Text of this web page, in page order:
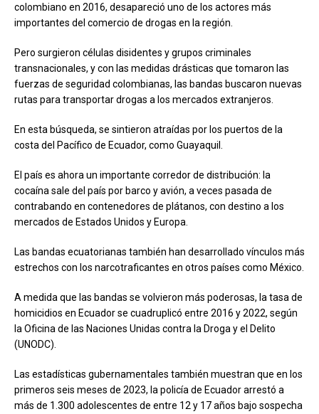
colombiano en 2016, desapareció uno de los actores más
importantes del comercio de drogas en la región.
Pero surgieron células disidentes y grupos criminales
transnacionales, y con las medidas drásticas que tomaron las
fuerzas de seguridad colombianas, las bandas buscaron nuevas
rutas para transportar drogas a los mercados extranjeros.
En esta búsqueda, se sintieron atraídas por los puertos de la
costa del Pacífico de Ecuador, como Guayaquil.
El país es ahora un importante corredor de distribución: la
cocaína sale del país por barco y avión, a veces pasada de
contrabando en contenedores de plátanos, con destino a los
mercados de Estados Unidos y Europa.
Las bandas ecuatorianas también han desarrollado vínculos más
estrechos con los narcotraficantes en otros países como México.
A medida que las bandas se volvieron más poderosas, la tasa de
homicidios en Ecuador se cuadruplicó entre 2016 y 2022, según
la Oficina de las Naciones Unidas contra la Droga y el Delito
(UNODC).
Las estadísticas gubernamentales también muestran que en los
primeros seis meses de 2023, la policía de Ecuador arrestó a
más de 1.300 adolescentes de entre 12 y 17 años bajo sospecha